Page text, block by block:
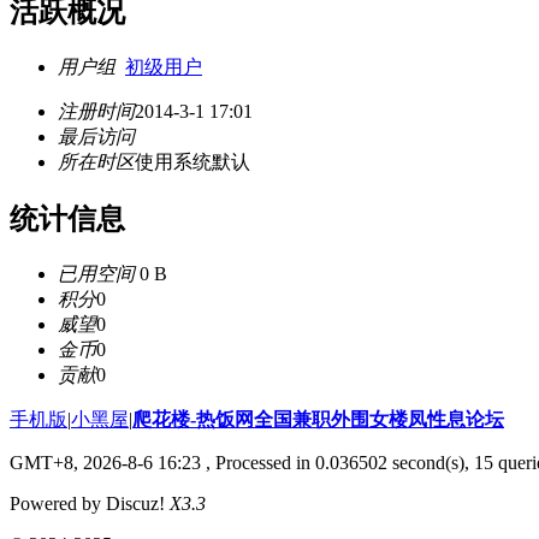
活跃概况
用户组 初级用户
注册时间2014-3-1 17:01
最后访问
所在时区使用系统默认
统计信息
已用空间0 B
积分0
威望0
金币0
贡献0
手机版|小黑屋|爬花楼-热饭网全国兼职外围女楼凤性息论坛
GMT+8, 2026-8-6 16:23 , Processed in 0.036502 second(s), 15
Powered by Discuz! X3.3